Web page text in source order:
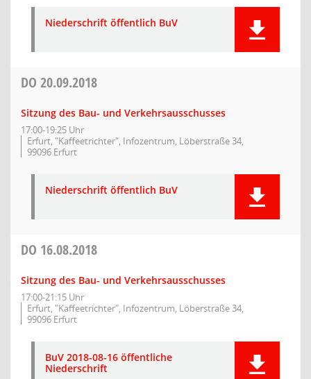
Niederschrift öffentlich BuV
DO 20.09.2018
Sitzung des Bau- und Verkehrsausschusses
17:00-19:25 Uhr
Erfurt, "Kaffeetrichter", Infozentrum, Löberstraße 34,
99096 Erfurt
Niederschrift öffentlich BuV
DO 16.08.2018
Sitzung des Bau- und Verkehrsausschusses
17:00-21:15 Uhr
Erfurt, "Kaffeetrichter", Infozentrum, Löberstraße 34,
99096 Erfurt
BuV 2018-08-16 öffentliche
Niederschrift